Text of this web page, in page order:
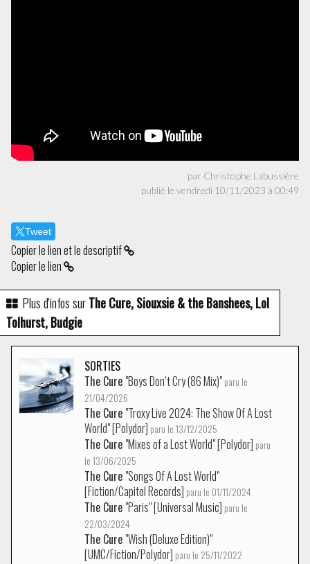
par Christophe Labussière
publié le vendredi 10/11/2023 à 00:49
Tweet
Copier le lien et le descriptif
Copier le lien
Plus d'infos surThe Cure, Siouxsie & the Banshees, Lol
Tolhurst, Budgie
SORTIES
The Cure "Boys Don’t Cry (86 Mix)"paru le
21/04/2026
The Cure "Troxy Live 2024: The Show Of A Lost
World" [Polydor] paru le 13/12/2025
The Cure "Mixes of a Lost World" [Polydor] paru
le 13/06/2025
The Cure "Songs Of A Lost World"
[Fiction/Capitol Records] paru le 01/11/2024
The Cure "Paris" [Universal Music] paru le
22/03/2024
The Cure "Wish (Deluxe Edition)"
[UMC/Fiction/Polydor] paru le 25/11/2022